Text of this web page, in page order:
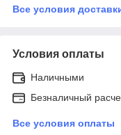
Все условия
Условия оплаты
Наличными
Безналичный
Все условия оплаты